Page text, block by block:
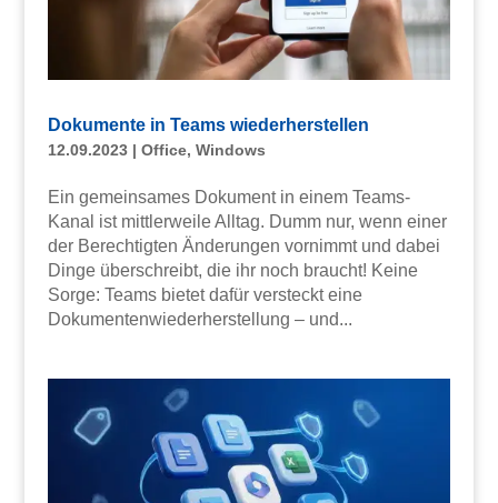
Dokumente in Teams wiederherstellen
12.09.2023| Office, Windows
Ein gemeinsames Dokument in einem Teams-
Kanal ist mittlerweile Alltag. Dumm nur, wenn einer
der Berechtigten Änderungen vornimmt und dabei
Dinge überschreibt, die ihr noch braucht! Keine
Sorge: Teams bietet dafür versteckt eine
Dokumentenwiederherstellung – und...